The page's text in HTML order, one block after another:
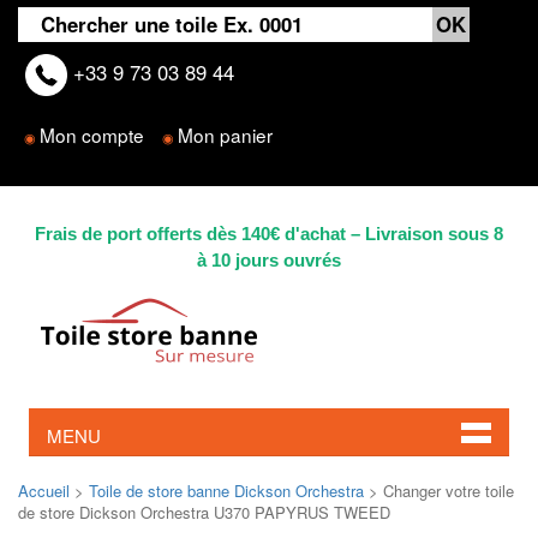
+33 9 73 03 89 44
◉ Mon compte ◉ Mon panier
Frais de port offerts dès 140€ d'achat – Livraison sous 8
à 10 jours ouvrés
MENU
Accueil > Toile de store banne Dickson Orchestra > Changer votre toile
de store Dickson Orchestra U370 PAPYRUS TWEED